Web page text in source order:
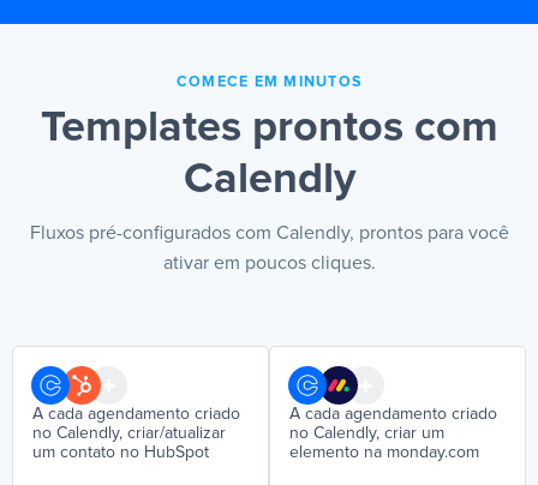
COMECE EM MINUTOS
Templates prontos com
Calendly
Fluxos pré-configurados com Calendly, prontos para você
ativar em poucos cliques.
A cada agendamento criado
no Calendly, criar/atualizar
um contato no HubSpot
A cada agendamento criado
no Calendly, criar um
elemento na monday.com